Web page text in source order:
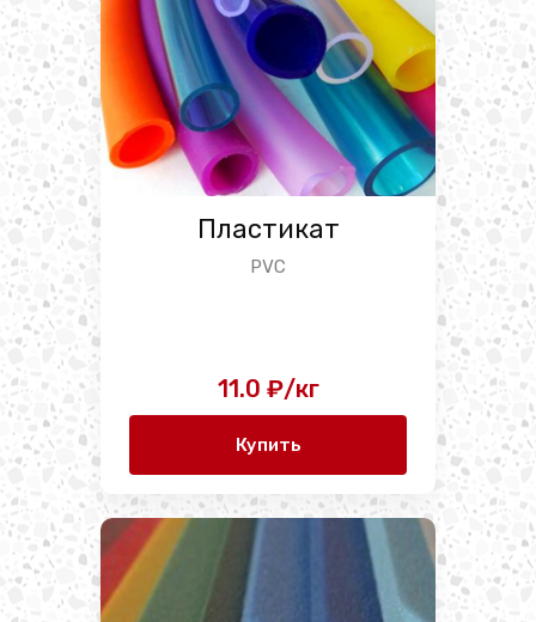
Пластикат
PVC
11.0 ₽/кг
Купить